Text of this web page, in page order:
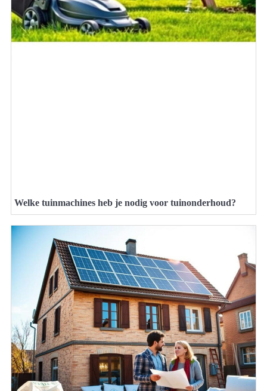
Welke tuinmachines heb je nodig voor tuinonderhoud?